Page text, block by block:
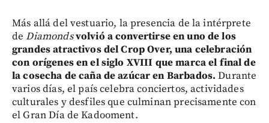
Más allá del vestuario, la presencia de la intérprete
deDiamondsvolvió a convertirse en uno de los
grandes atractivos del Crop Over, una celebración
con orígenes en el siglo XVIII que marca el final de
la cosecha de caña de azúcar en Barbados. Durante
varios días, el país celebra conciertos, actividades
culturales y desfiles que culminan precisamente con
el Gran Día de Kadooment.